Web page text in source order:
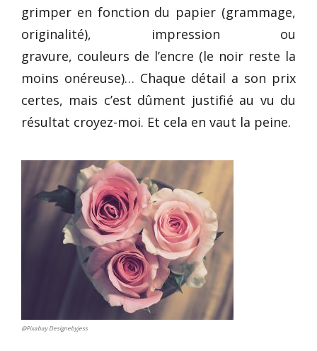
grimper en fonction du papier (grammage,
originalité), impression ou
gravure, couleurs de l’encre (le noir reste la
moins onéreuse)… Chaque détail a son prix
certes, mais c’est dûment justifié au vu du
résultat croyez-moi. Et cela en vaut la peine.
@Pixabay Designebyjess